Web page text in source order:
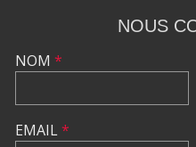
NOUS
NOM *
EMAIL*